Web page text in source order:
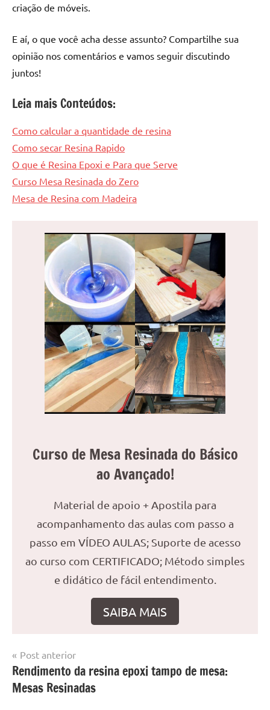
criação de móveis.
E aí, o que você acha desse assunto? Compartilhe sua
opinião nos comentários e vamos seguir discutindo
juntos!
Leia mais Conteúdos:
Como calcular a quantidade de resina
Como secar Resina Rapido
O que é Resina Epoxi e Para que Serve
Curso Mesa Resinada do Zero
Mesa de Resina com Madeira
Curso de Mesa Resinada do Básico
ao Avançado!
Material de apoio + Apostila para
acompanhamento das aulas com passo a
passo em VÍDEO AULAS; Suporte de acesso
ao curso com CERTIFICADO; Método simples
e didático de fácil entendimento.
SAIBA MAIS
Marcado
com
mesa
Mesa
resinada
Navegação
de
Post
Post anterior
Rendimento da resina epoxi tampo de mesa:
Mesas Resinadas